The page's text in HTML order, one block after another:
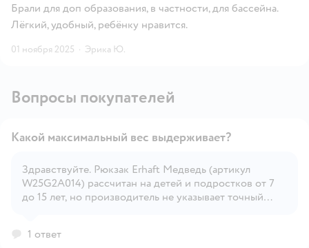
Брали для доп образования, в частности, для бассейна.
Лёгкий, удобный, ребёнку нравится.
01 ноября 2025 · Эрика Ю.
Вопросы покупателей
Открыть вопрос
Какой максимальный вес выдерживает?
Здравствуйте. Рюкзак Erhaft Медведь (артикул
W25G2A014) рассчитан на детей и подростков от 7
до 15 лет, но производитель не указывает точный
1 ответ